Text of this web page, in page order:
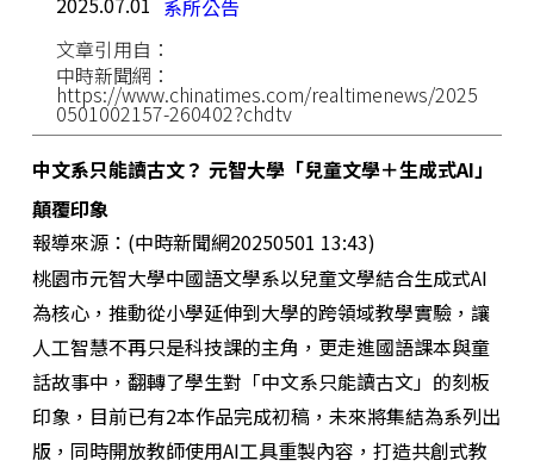
系所公告
文章引用自：
中時新聞網：
https://www.chinatimes.com/realtimenews/2025
0501002157-260402?chdtv
中文系只能讀古文？ 元智大學「兒童文學＋生成式AI」
顛覆印象
報導來源：(中時新聞網20250501 13:43)
桃園市元智大學中國語文學系以兒童文學結合生成式AI
為核心，推動從小學延伸到大學的跨領域教學實驗，讓
人工智慧不再只是科技課的主角，更走進國語課本與童
話故事中，翻轉了學生對「中文系只能讀古文」的刻板
印象，目前已有2本作品完成初稿，未來將集結為系列出
版，同時開放教師使用AI工具重製內容，打造共創式教